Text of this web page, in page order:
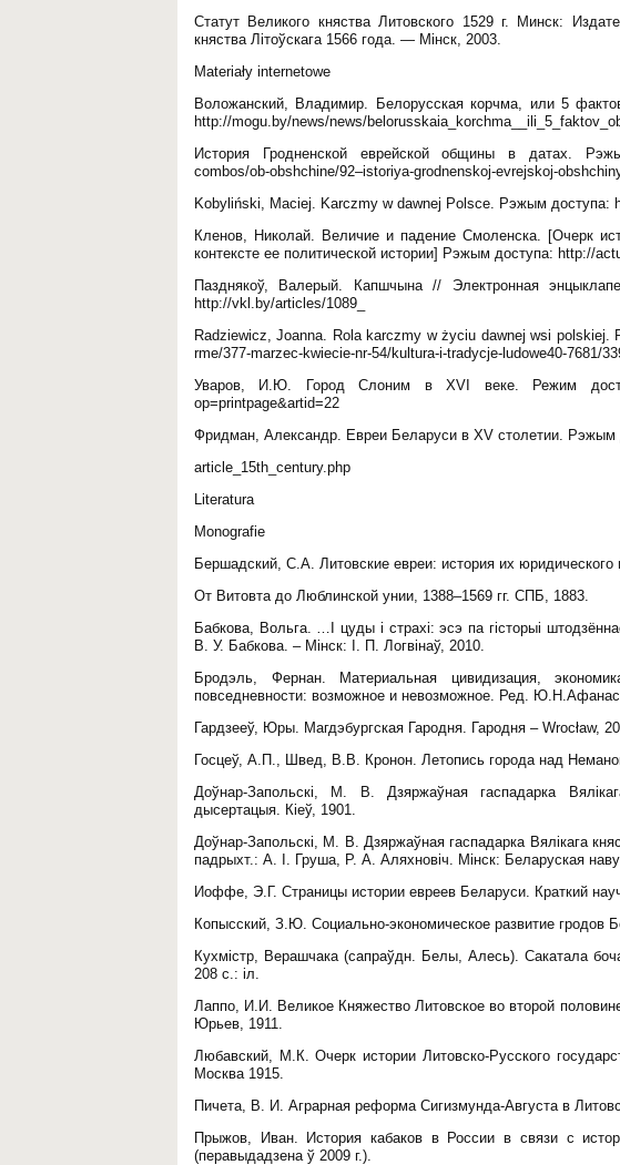
Статут Великого княства Литовского 1529 г. Минск:
княства Літоўскага 1566 года. — Мінск, 2003.
Materiały internetowe
Воложанский, Владимир. Белорусская корчма, или 5
http://mogu.by/news/news/
История Гродненской еврейской общины в датах.
combos/ob-obshchine/92–istoriya-grodnenskoj-evrejskoj-
Kobyliński, Maciej. Karczmy w dawnej Polsce. Рэжым доступа:
Кленов, Николай. Величие и падение Смоленска. [Очерк
контексте ее политической истории] Рэжым доступа: http://
Пазднякоў, Валерый. Капшчына // Электронная
http://vkl.by/articles/1089_
Radziewicz, Joanna. Rola karczmy w życiu dawnej wsi
rme/377-marzec-kwiecie-nr-54/kultura-i-tradycje-ludowe40-7681/
Уваров, И.Ю. Город Слоним в XVI веке. Режим
op=printpage&artid=22
Фридман, Александр. Евреи Беларуси в XV столетии. Рэжым
article_15th_century.php
Literatura
Monografie
Бершадский, С.А. Литовские евреи: история их юридического
От Витовта до Люблинской унии, 1388–1569 гг. СПБ, 1883.
Бабкова, Вольга. …І цуды і страхі: эсэ па гісторыі
В. У. Бабкова. – Мінск: І. П. Логвінаў, 2010.
Бродэль, Фернан. Материальная цивидизация,
повседневности: возможное и невозможное. Ред.
Гардзееў, Юры. Магдэбургская Гародня. Гародня – Wrocław,
Госцеў, А.П., Швед, В.В. Кронон. Летопись города над
Доўнар-Запольскі, М. В. Дзяржаўная гаспадарка
дысертацыя. Кіеў, 1901.
Доўнар-Запольскі, М. В. Дзяржаўная гаспадарка Вялікага
падрыхт.: А. І. Груша, Р. А. Аляхновіч. Мінск: Беларуская
Иоффе, Э.Г. Страницы истории евреев Беларуси. Краткий
Копысский, З.Ю. Социально-экономическое развитие гродов
Кухмістр, Верашчака (сапраўдн. Белы, Алесь). Сакатала
208 с.: іл.
Лаппо, И.И. Великое Княжество Литовское во второй
Юрьев, 1911.
Любавский, М.К. Очерк истории Литовско-Русского
Москва 1915.
Пичета, В. И. Аграрная реформа Сигизмунда-Августа в
Прыжов, Иван. История кабаков в России в связи с
(перавыдадзена ў 2009 г.).